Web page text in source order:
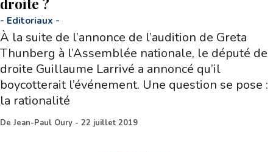
- Editoriaux -
À la suite de l’annonce de l’audition de Greta
Thunberg à l’Assemblée nationale, le député de
droite Guillaume Larrivé a annoncé qu’il
boycotterait l’événement. Une question se pose :
la rationalité
De Jean-Paul Oury - 22 juillet 2019